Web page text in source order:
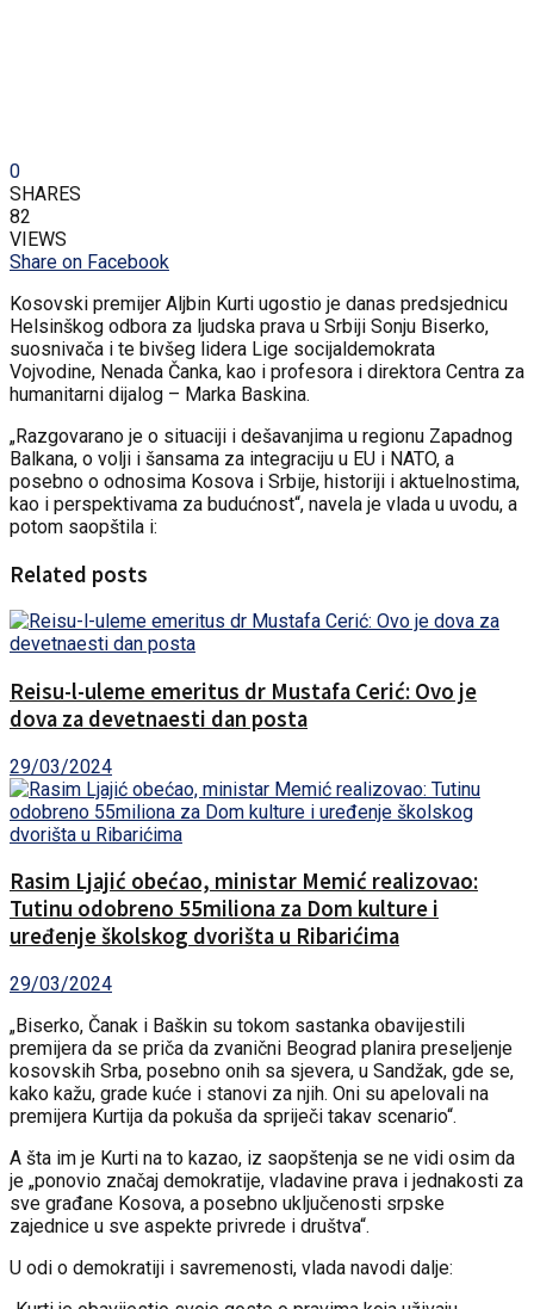
0
SHARES
82
VIEWS
Share on Facebook
Kosovski premijer Aljbin Kurti ugostio je danas predsjednicu
Helsinškog odbora za ljudska prava u Srbiji Sonju Biserko,
suosnivača i te bivšeg lidera Lige socijaldemokrata
Vojvodine, Nenada Čanka, kao i profesora i direktora Centra za
humanitarni dijalog – Marka Baskina.
„Razgovarano je o situaciji i dešavanjima u regionu Zapadnog
Balkana, o volji i šansama za integraciju u EU i NATO, a
posebno o odnosima Kosova i Srbije, historiji i aktuelnostima,
kao i perspektivama za budućnost“, navela je vlada u uvodu, a
potom saopštila i:
Related posts
Reisu-l-uleme emeritus dr Mustafa Cerić: Ovo je
dova za devetnaesti dan posta
29/03/2024
Rasim Ljajić obećao, ministar Memić realizovao:
Tutinu odobreno 55miliona za Dom kulture i
uređenje školskog dvorišta u Ribarićima
29/03/2024
„Biserko, Čanak i Baškin su tokom sastanka obavijestili
premijera da se priča da zvanični Beograd planira preseljenje
kosovskih Srba, posebno onih sa sjevera, u Sandžak, gde se,
kako kažu, grade kuće i stanovi za njih. Oni su apelovali na
premijera Kurtija da pokuša da spriječi takav scenario“.
A šta im je Kurti na to kazao, iz saopštenja se ne vidi osim da
je „ponovio značaj demokratije, vladavine prava i jednakosti za
sve građane Kosova, a posebno uključenosti srpske
zajednice u sve aspekte privrede i društva“.
U odi o demokratiji i savremenosti, vlada navodi dalje: